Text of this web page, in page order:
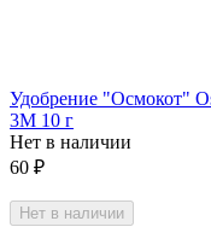
Удобрение "Осмокот"
3М 10 г
Нет в наличии
60 ₽
Нет в наличии